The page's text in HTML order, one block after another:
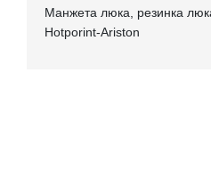
Манжета люка, резинка
Hotporint-Ariston